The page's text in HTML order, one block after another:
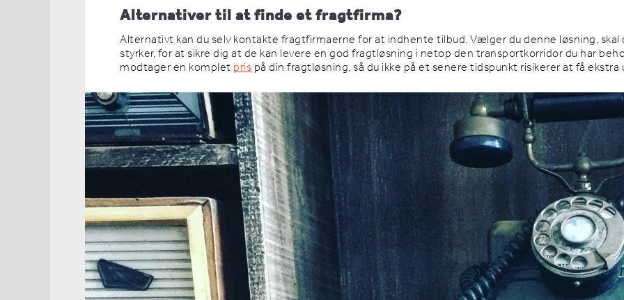
Alternativer til at finde et fragtfirma?
Alternativt kan du selv kontakte fragtfirmaerne for at indhente tilbud. Vælger du denne løsning,
styrker, for at sikre dig at de kan levere en god fragtløsning i netop den transportkorridor du har
modtager en kompletprispå din fragtløsning, så du ikke på et senere tidspunkt risikerer at få